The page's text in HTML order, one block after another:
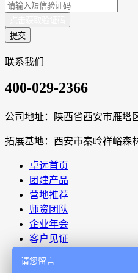
提交
联系我们
400-029-2366
公司地址：陕西省西安市雁塔
拓展基地：西安市秦岭祥峪森
卓远首页
团建产品
营地推荐
师资团队
企业年会
客户见证
关于卓远
请您留言